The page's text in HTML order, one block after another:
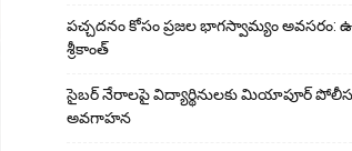
పచ్చదనం కోసం ప్రజల భాగస్వామ్యం అవసరం:
శ్రీకాంత్
సైబర్ నేరాలపై విద్యార్థినులకు మియాపూర్
అవగాహన